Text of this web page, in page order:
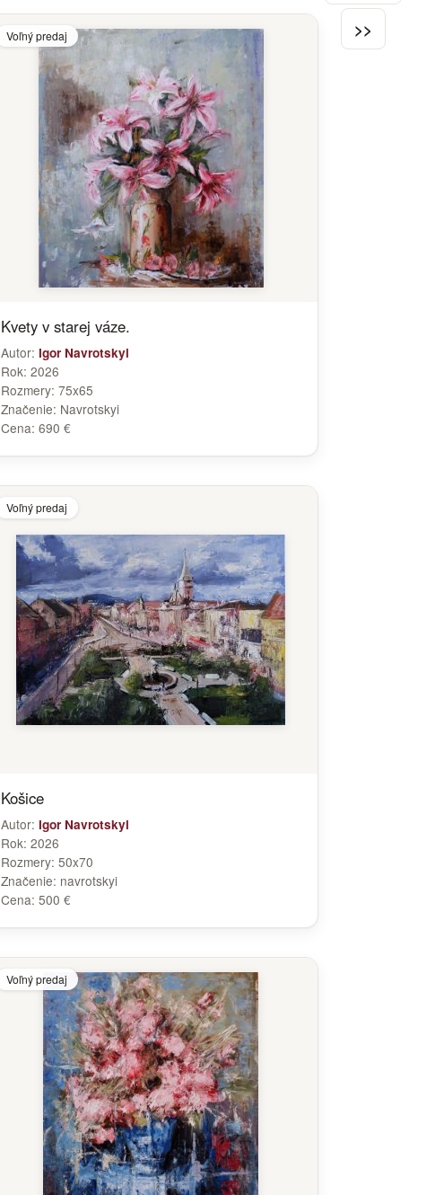
>>
Voľný predaj
Kvety v starej váze.
Autor: Igor Navrotskyi
Rok: 2026
Rozmery: 75x65
Značenie: Navrotskyi
Cena: 690 €
Voľný predaj
Košice
Autor: Igor Navrotskyi
Rok: 2026
Rozmery: 50x70
Značenie: navrotskyi
Cena: 500 €
Voľný predaj